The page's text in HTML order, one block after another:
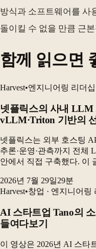
방식과 소프트웨어를 사
돌이킬 수 없을 만큼 근
함께 읽으면
Harvest•엔지니어링 리더
넷플릭스의 사내 LLM
vLLM·Triton 기반의
넷플릭스는 외부 호스팅
추론·운영·관측까지 전체
안에서 직접 구축했다. 이
운영에서 드러난 문제를 설
2026년 7월 29일29분
Harvest•창업 · 엔지니어링
AI 스타트업 Tano의
들여다보기
이 영상은 2026년 AI 스타